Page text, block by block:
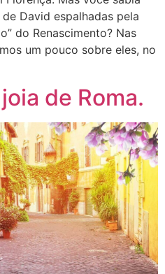
David espalhadas pela
do Renascimento? Nas
um pouco sobre eles, no
de Roma.